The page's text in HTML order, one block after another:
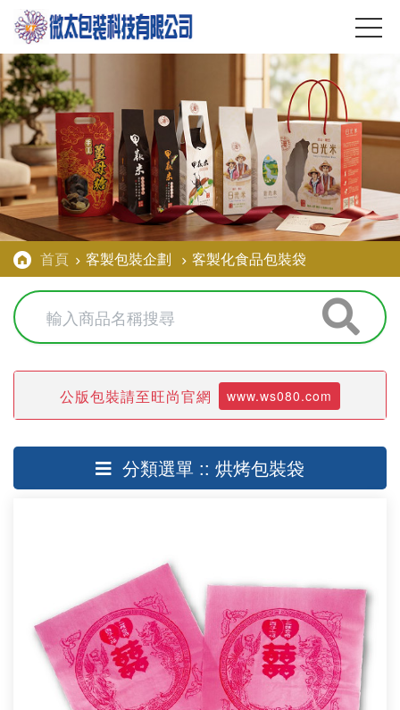
首頁 客製包裝企劃 客製化食品包裝袋
公版包裝請至旺尚官網 www.ws080.com
分類選單 :: 烘烤包裝袋